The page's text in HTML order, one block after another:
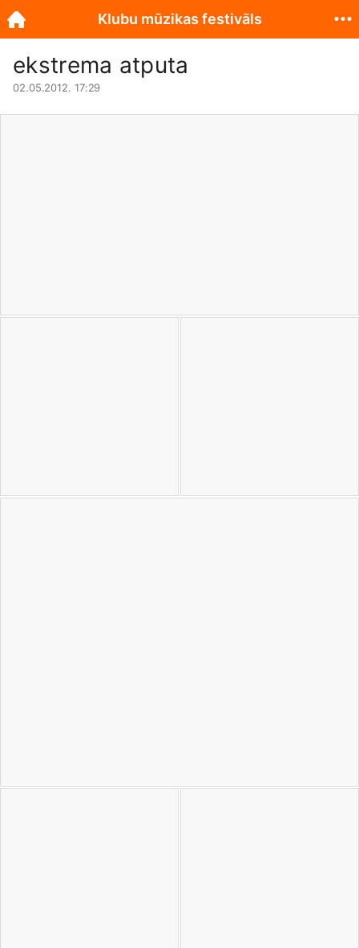
ekstrema atputa
02.05.2012. 17:29
Klubu mūzikas festivāls